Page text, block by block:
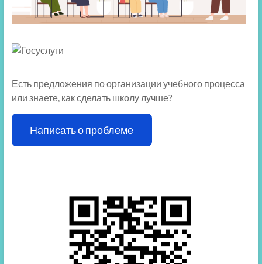
Есть предложения по организации учебного процесса
или знаете, как сделать школу лучше?
Написать о проблеме